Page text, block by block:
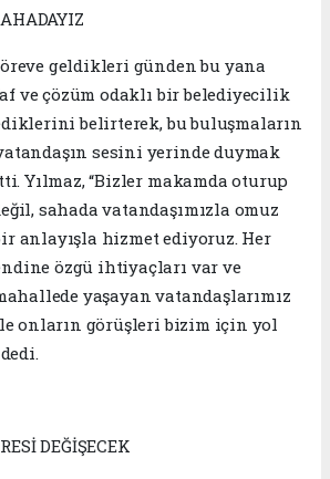
geldikleri günden bu yana
ve çözüm odaklı bir belediyecilik
belirterek, bu buluşmaların
sesini yerinde duymak
Yılmaz, “Bizler makamda oturup
sahada vatandaşımızla omuz
anlayışla hizmet ediyoruz. Her
özgü ihtiyaçları var ve
yaşayan vatandaşlarımız
onların görüşleri bizim için yol
DEĞİŞECEK